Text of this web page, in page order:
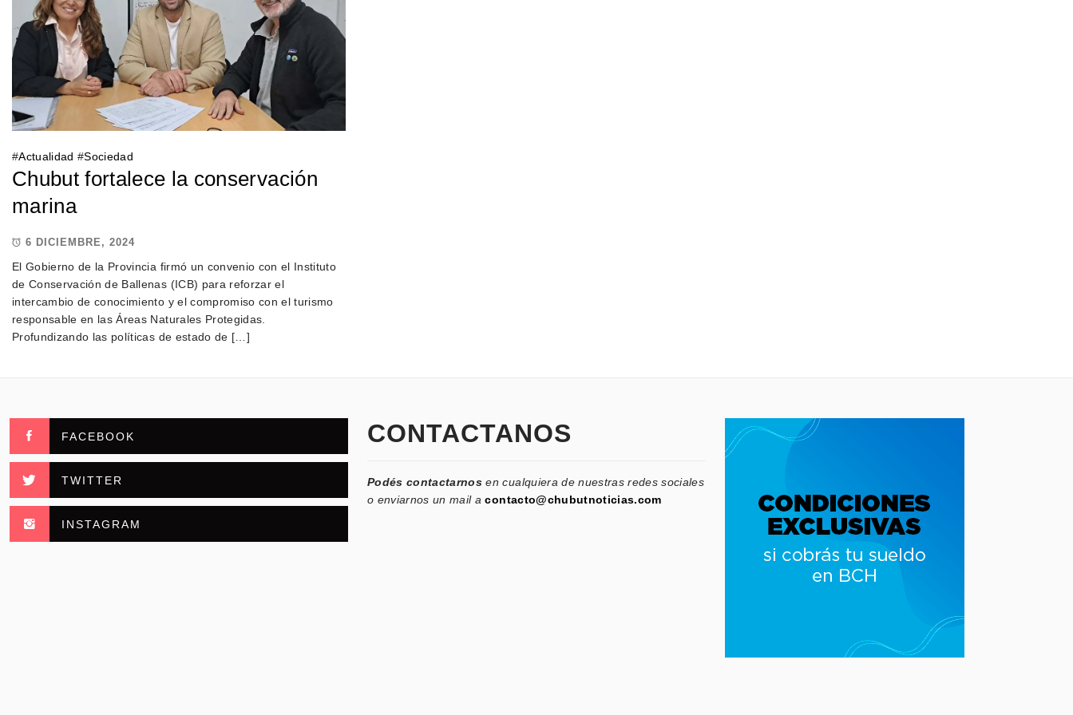
#Actualidad #Sociedad
Chubut fortalece la conservación
marina
6 DICIEMBRE, 2024
El Gobierno de la Provincia firmó un convenio con el Instituto
de Conservación de Ballenas (ICB) para reforzar el
intercambio de conocimiento y el compromiso con el turismo
responsable en las Áreas Naturales Protegidas.
Profundizando las políticas de estado de […]
FACEBOOK
TWITTER
INSTAGRAM
CONTACTANOS
Podés contactarnos en cualquiera de nuestras redes sociales
o enviarnos un mail acontacto@chubutnoticias.com